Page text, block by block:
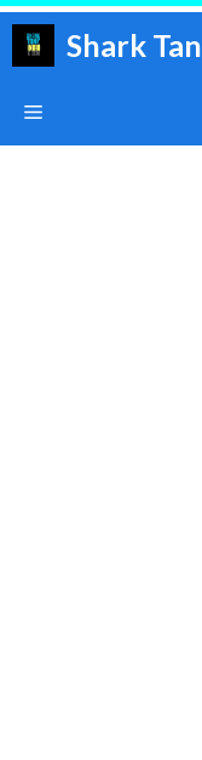
Skip
Shark
Menu